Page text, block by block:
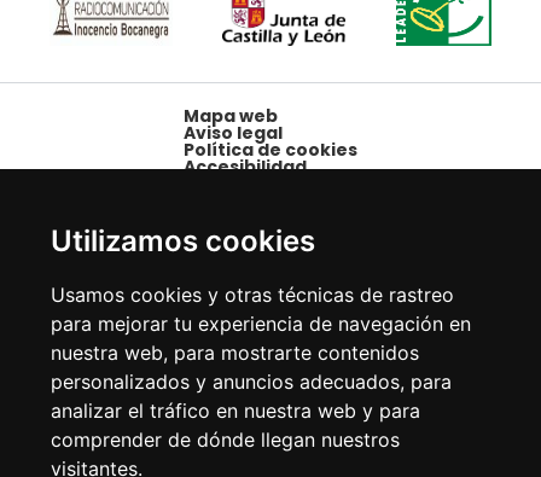
Utilizamos cookies
Usamos cookies y otras técnicas de rastreo
para mejorar tu experiencia de navegación en
nuestra web, para mostrarte contenidos
personalizados y anuncios adecuados, para
analizar el tráfico en nuestra web y para
comprender de dónde llegan nuestros
visitantes.
Mapa web
Aviso legal
Política de cookies
Accesibilidad
09250 Belorado,
Burgos
Fax: 947 58 10 00